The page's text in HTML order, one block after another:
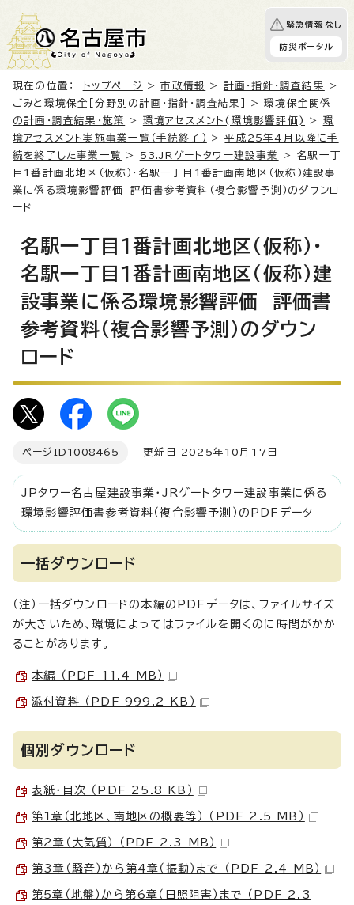
緊急情報なし
防災ポータル
現在の位置： トップページ >市政情報 > 計画・指針・調査結果
>
ごみと環境保全［分野別の計画・指針・調査結果］
>環境保全関係
の計画・調査結果・施策
> 環境アセスメント(環境影響評価) > 環
境アセスメント実施事業一覧（手続終了）
>平成25年4月以降に手
続を終了した事業一覧
> 53.JRゲートタワー建設事業
> 名駅一丁
目1番計画北地区（仮称）・名駅一丁目1番計画南地区（仮称）建設事
業に係る環境影響評価 評価書参考資料（複合影響予測）のダウンロ
ード
名駅一丁目1番計画北地区（仮称）・
名駅一丁目1番計画南地区（仮称）建
設事業に係る環境影響評価 評価書
参考資料（複合影響予測）のダウン
ロード
ページID 1008465 更新日 2025年10月17日
JPタワー名古屋建設事業・JRゲートタワー建設事業に係る
環境影響評価書参考資料（複合影響予測）のPDFデータ
一括ダウンロード
（注）一括ダウンロードの本編のPDFデータは、ファイルサイズ
が大きいため、環境によってはファイルを開くのに時間がかか
ることがあります。
本編 （PDF 11.4 MB）
添付資料 （PDF 999.2 KB）
個別ダウンロード
表紙・目次 （PDF 25.8 KB）
第1章（北地区、南地区の概要等） （PDF 2.5 MB）
第2章（大気質） （PDF 2.3 MB）
第3章（騒音）から第4章（振動）まで （PDF 2.4 MB）
第5章（地盤）から第6章（日照阻害）まで （PDF 2.3